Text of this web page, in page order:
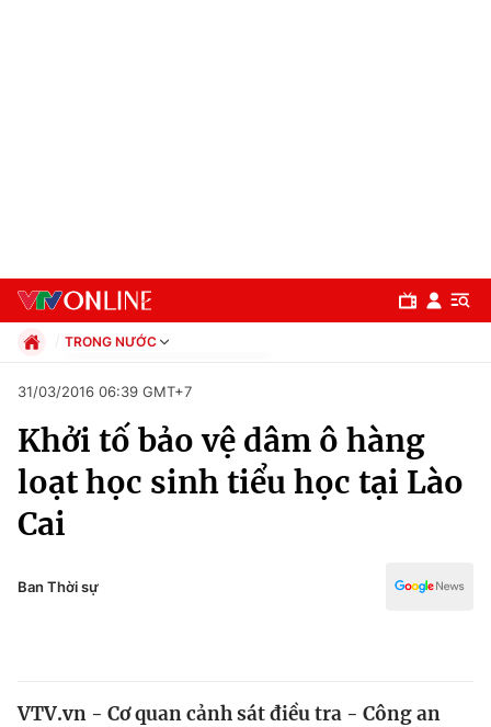
Chuyên mục
Chính trị
TRONG NƯỚC
Xã hội
Pháp luật
Thể thao
Đời sống
31/03/2016 06:39 GMT+7
Khởi tố bảo vệ dâm ô hàng
loạt học sinh tiểu học tại Lào
Cai
Ban Thời sự
VTV.vn - Cơ quan cảnh sát điều tra - Công an